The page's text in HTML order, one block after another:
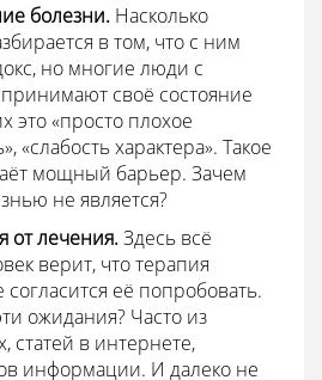
болезни. Насколько
в том, что с ним
но многие люди с
своё состояние
это «просто плохое
«слабость характера». Такое
мощный барьер. Зачем
не является?
от лечения.Здесь всё
верит, что терапия
её попробовать.
ожидания? Часто из
статей в интернете,
информации. И далеко не